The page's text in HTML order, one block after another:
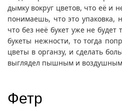
дымку вокруг цветов, что её и
понимаешь, что это упаковка,
что без неё букет уже не будет
букеты нежности, то тогда
цветы в органзу, и сделать
выглядел пышным и
Фетр